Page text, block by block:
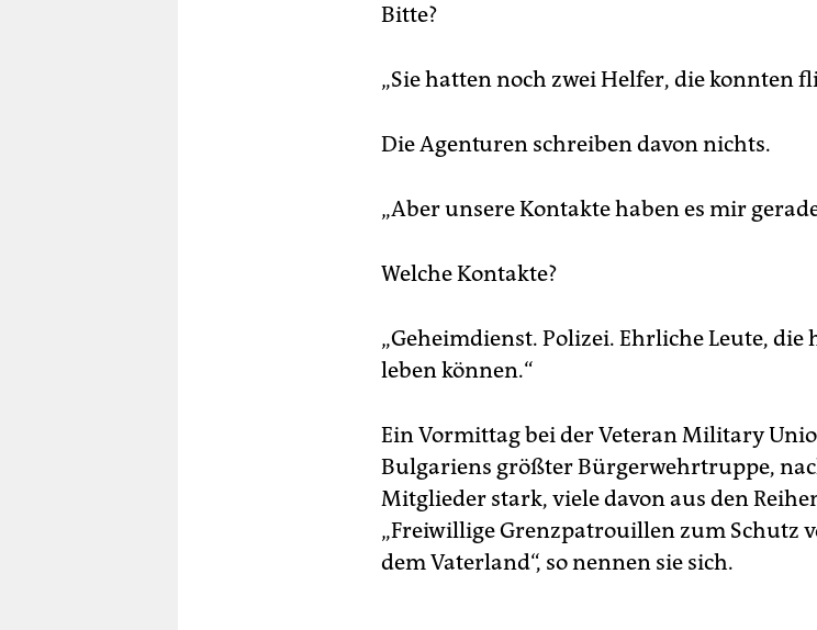
Bitte?
„Sie hatten noch zwei Helfer, die konnten
Die Agenturen schreiben davon nichts.
„Aber unsere Kontakte haben es mir
Welche Kontakte?
„Geheimdienst. Polizei. Ehrliche Leute,
leben können.“
Ein Vormittag bei der Veteran Military
Bulgariens größter Bürgerwehrtruppe,
Mitglieder stark, viele davon aus den
„Freiwillige Grenzpatrouillen zum Schutz
dem Vaterland“, so nennen sie sich.